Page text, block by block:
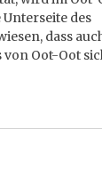
des
dass
Oot-Oot